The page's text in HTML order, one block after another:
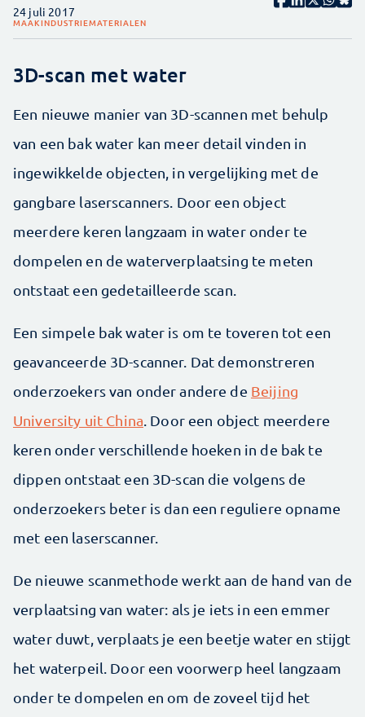
24 juli 2017
MAAKINDUSTRIEMATERIALEN
3D-scan met water
Een nieuwe manier van 3D-scannen met behulp
van een bak water kan meer detail vinden in
ingewikkelde objecten, in vergelijking met de
gangbare laserscanners. Door een object
meerdere keren langzaam in water onder te
dompelen en de waterverplaatsing te meten
ontstaat een gedetailleerde scan.
Een simpele bak water is om te toveren tot een
geavanceerde 3D-scanner. Dat demonstreren
onderzoekers van onder andere de Beijing
University uit China. Door een object meerdere
keren onder verschillende hoeken in de bak te
dippen ontstaat een 3D-scan die volgens de
onderzoekers beter is dan een reguliere opname
met een laserscanner.
De nieuwe scanmethode werkt aan de hand van de
verplaatsing van water: als je iets in een emmer
water duwt, verplaats je een beetje water en stijgt
het waterpeil. Door een voorwerp heel langzaam
onder te dompelen en om de zoveel tijd het